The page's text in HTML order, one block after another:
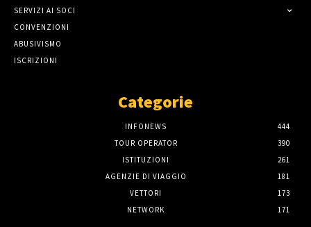
SERVIZI AI SOCI
CONVENZIONI
ABUSIVISMO
ISCRIZIONI
Categorie
INFONEWS
444
TOUR OPERATOR
390
ISTITUZIONI
261
AGENZIE DI VIAGGIO
181
VETTORI
173
NETWORK
171